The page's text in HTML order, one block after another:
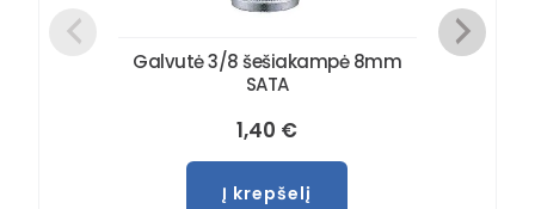
Galvutė 3/8 šešiakampė 8mm
SATA
1,40 €
Į krepšelį